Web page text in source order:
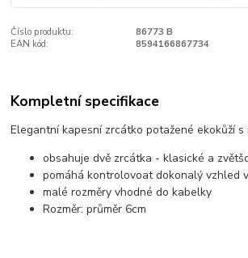
Číslo produktu:
86773 B
EAN kód:
8594166867734
Kompletní specifikace
Elegantní kapesní zrcátko potažené ekokůží s
obsahuje dvě zrcátka - klasické a
pomáhá kontrolovoat dokonalý vzhled
malé rozměry vhodné do kabelky
Rozměr: průměr 6cm